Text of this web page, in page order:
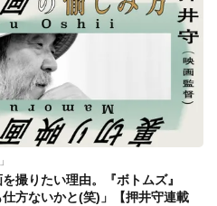
撮りたい理由。『ボトムズ』
方ないかと(笑)」【押井守連載